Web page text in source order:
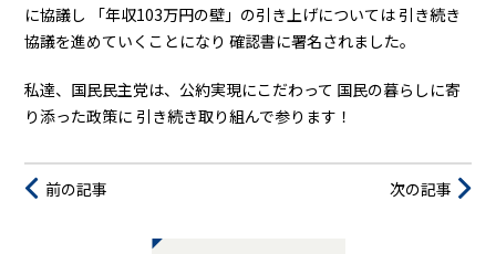
に協議し 「年収103万円の壁」の引き上げについては 引き続き
協議を進めていくことになり 確認書に署名されました。
私達、国民民主党は、公約実現にこだわって 国民の暮らしに寄
り添った政策に 引き続き取り組んで参ります！
前の記事 次の記事